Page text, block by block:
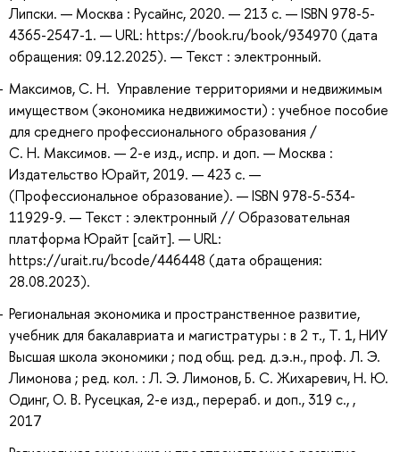
Липски. — Москва : Русайнс, 2020. — 213 с. — ISBN 978-5-
4365-2547-1. — URL: https://book.ru/book/934970 (дата
обращения: 09.12.2025). — Текст : электронный.
Максимов, С. Н. Управление территориями и недвижимым
имуществом (экономика недвижимости) : учебное пособие
для среднего профессионального образования /
С. Н. Максимов. — 2-е изд., испр. и доп. — Москва :
Издательство Юрайт, 2019. — 423 с. —
(Профессиональное образование). — ISBN 978-5-534-
11929-9. — Текст : электронный // Образовательная
платформа Юрайт [сайт]. — URL:
https://urait.ru/bcode/446448 (дата обращения:
28.08.2023).
Региональная экономика и пространственное развитие,
учебник для бакалавриата и магистратуры : в 2 т., Т. 1, НИУ
Высшая школа экономики ; под общ. ред. д.э.н., проф. Л. Э.
Лимонова ; ред. кол. : Л. Э. Лимонов, Б. С. Жихаревич, Н. Ю.
Одинг, О. В. Русецкая, 2-е изд., перераб. и доп., 319 с., ,
2017